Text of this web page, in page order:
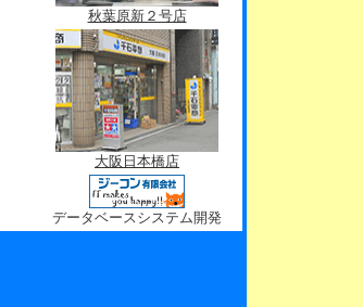
秋葉原新２号店
大阪日本橋店
データベースシステム開発